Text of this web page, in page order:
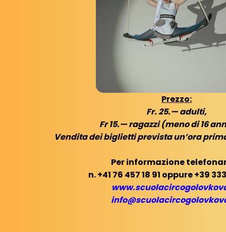
Prezzo:
Fr. 25.— adulti,
Fr 15.— ragazzi (meno di 16
Vendita dei biglietti prevista un’ora
Per informazione
n. +41 76 457 18 91 oppure +39